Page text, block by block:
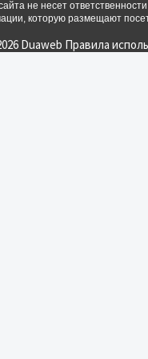
не несет
которую размещают
Duaweb Правила